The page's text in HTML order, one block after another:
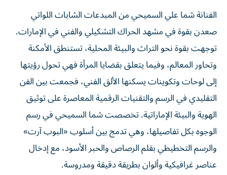
الفنانة شما علي السميحي من المبدعات الشابات اللواتي
صعدن بقوة في مشهد الحراك التشكيلي والفني في الإمارات.
توجهت بقوة نحو التراث والبيئة المحلية، تستنطق الأمكنة
وتحاور المعالم، وفيما يتعلق بقضايا المرأة فهي تحول رؤيتها
إلى لوحات وتكوينات يسكنها الألق الفني، فجمعت بين الفن
التقليدي في الرسم والتقنيات الرقمية المعاصرة على توثيق
الهوية والبيئة الإماراتية. تخصصت شما السميحي في رسم
الوجوه بكل تفاصيلها، وهي تدمج بين أسلوب «البوب آرت»
والرسم التخطيطي بقلم الرصاص والحبر الأسود، مع إدخال
عناصر غرافيكية وألوان بطريقة دقيقة ومدروسة.